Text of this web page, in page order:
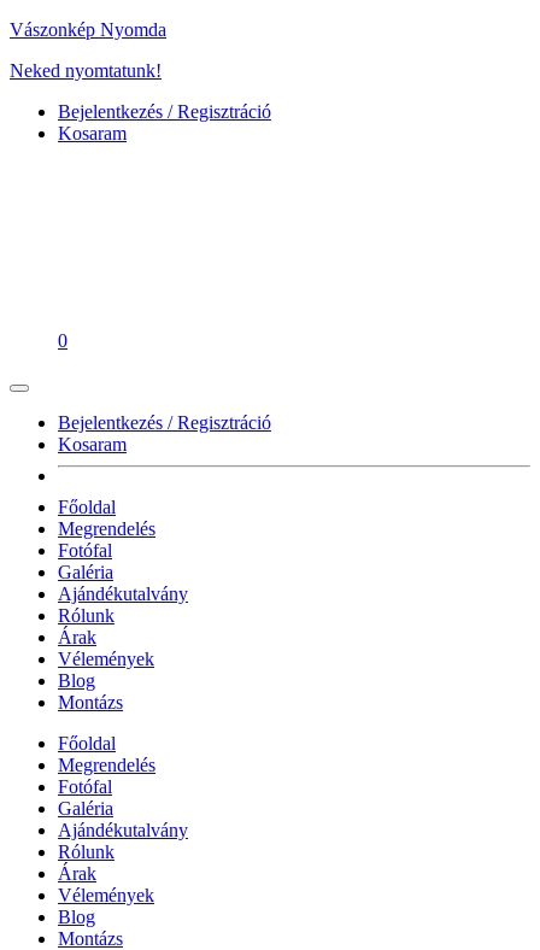
Vászonkép Nyomda
Neked nyomtatunk!
Bejelentkezés / Regisztráció
Kosaram
0
Bejelentkezés / Regisztráció
Kosaram
Főoldal
Megrendelés
Fotófal
Galéria
Ajándékutalvány
Rólunk
Árak
Vélemények
Blog
Montázs
Főoldal
Megrendelés
Fotófal
Galéria
Ajándékutalvány
Rólunk
Árak
Vélemények
Blog
Montázs